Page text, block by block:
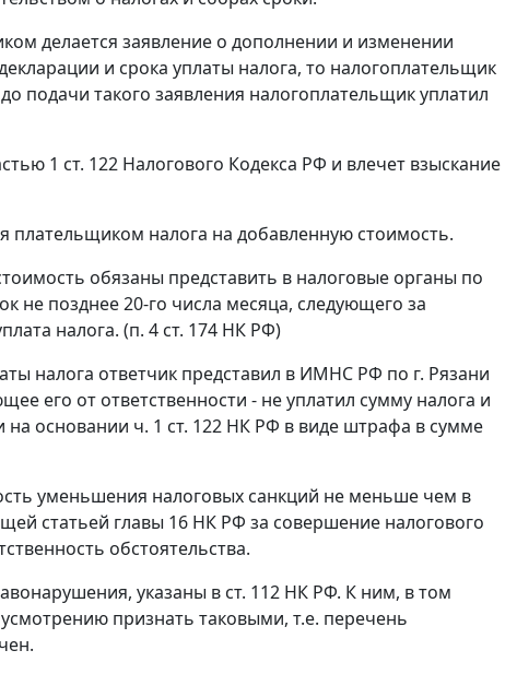
делается заявление о дополнении и изменении
и срока уплаты налога, то налогоплательщик
подачи такого заявления налогоплательщик уплатил
1 ст. 122 Налогового Кодекса РФ и влечет взыскание
плательщиком налога на добавленную стоимость.
обязаны представить в налоговые органы по
не позднее 20-го числа месяца, следующего за
налога. (п. 4 ст. 174 НК РФ)
налога ответчик представил в ИМНС РФ по г. Рязани
его от ответственности - не уплатил сумму налога и
на основании ч. 1 ст. 122 НК РФ в виде штрафа в сумме
уменьшения налоговых санкций не меньше чем в
статьей главы 16 НК РФ за совершение налогового
обстоятельства.
указаны в ст. 112 НК РФ. К ним, в том
признать таковыми, т.е. перечень